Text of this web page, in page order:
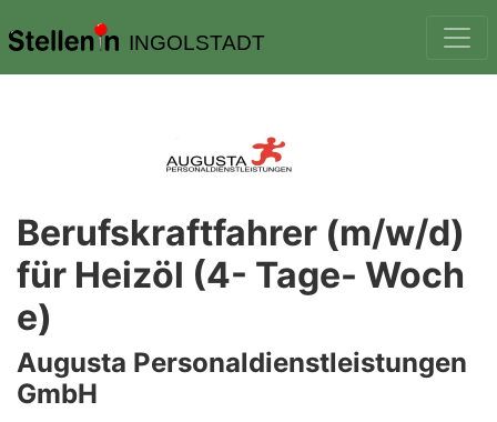
INGOLSTADT
Berufskraftfahrer (m/w/d)
für Heizöl (4- Tage- Woch
e)
Augusta Personaldienstleistungen
GmbH